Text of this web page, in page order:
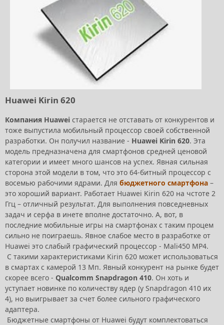
Huawei Kirin 620
Компания Huawei старается не отставать от конкурентов и
тоже выпустила мобильный процессор своей собственной
разработки. Он получил название - Huawei Kirin 620. Эта
модель предназначена для смартфонов средней ценовой
категории и имеет много шансов на успех. Явная сильная
сторона этой модели в том, что это 64-битный процессор с
восемью рабочими ядрами. Для бюджетного смартфона –
это хороший вариант. Работает Huawei Kirin 620 на чстоте 2
Ггц – отличный результат. Для выполнения повседневных
задач и серфа в инете вполне достаточно. А, вот, в
последние мобильные игры на смартфонах с таким процем
сильно не поиграешь. Явное слабое место в разработке от
Huawei это слабый графический процессор - Mali450 MP4.
С такими характеристиками Kirin 620 может использоваться
в смартах с камерой 13 Мп. Явный конкурент на рынке будет
скорее всего - Qualcomm Snapdragon 410. Он хоть и
уступает новинке по количеству ядер (у Snapdragon 410 их
4), но выигрывает за счет более сильного графического
адаптера.
Бюджетные смартфоны от Huawei будут комплектоваться